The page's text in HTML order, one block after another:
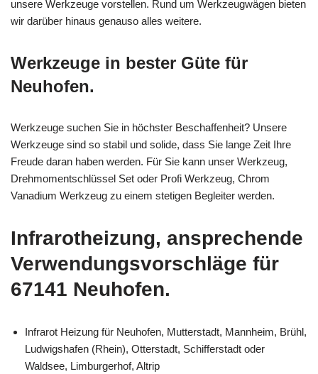
unsere Werkzeuge vorstellen. Rund um Werkzeugwägen bieten
wir darüber hinaus genauso alles weitere.
Werkzeuge in bester Güte für
Neuhofen.
Werkzeuge suchen Sie in höchster Beschaffenheit? Unsere
Werkzeuge sind so stabil und solide, dass Sie lange Zeit Ihre
Freude daran haben werden. Für Sie kann unser Werkzeug,
Drehmomentschlüssel Set oder Profi Werkzeug, Chrom
Vanadium Werkzeug zu einem stetigen Begleiter werden.
Infrarotheizung, ansprechende
Verwendungsvorschläge für
67141 Neuhofen.
Infrarot Heizung für Neuhofen, Mutterstadt, Mannheim, Brühl,
Ludwigshafen (Rhein), Otterstadt, Schifferstadt oder
Waldsee, Limburgerhof, Altrip